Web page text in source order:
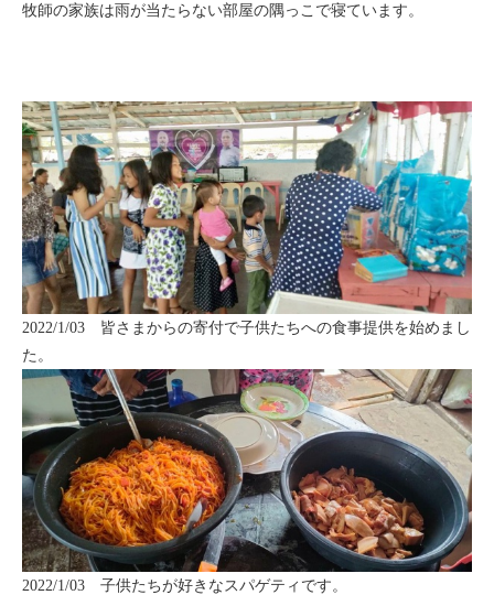
牧師の家族は雨が当たらない部屋の隅っこで寝ています。
2022/1/03 皆さまからの寄付で子供たちへの食事提供を始めまし
た。
2022/1/03 子供たちが好きなスパゲティです。